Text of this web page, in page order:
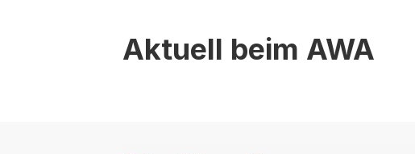
Aktuell beim AWA